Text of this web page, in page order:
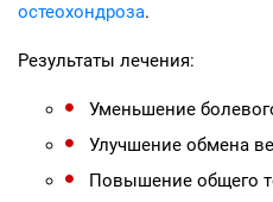
остеохондроза.
Результаты лечения:
Уменьшение
Улучшение обмена
Повышение общего